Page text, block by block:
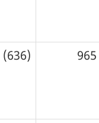
(636) 965